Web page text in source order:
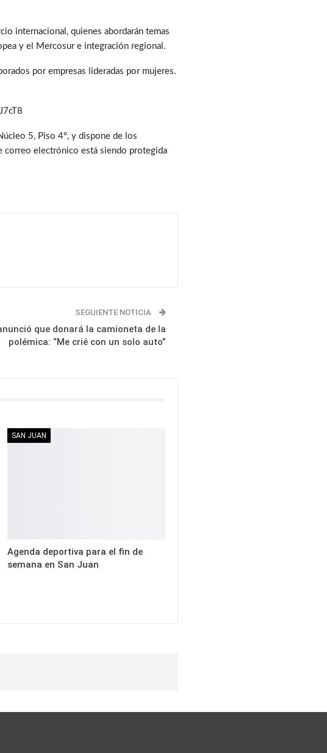
internacional, quienes abordarán temas
y el Mercosur e integración regional.
por empresas lideradas por mujeres.
5, Piso 4°, y dispone de los
correo electrónico está siendo protegida
SEGUIENTE NOTICIA
que donará la camioneta de la
polémica: “Me crié con un solo auto”
SAN JUAN
Agenda deportiva para el fin de
semana en San Juan